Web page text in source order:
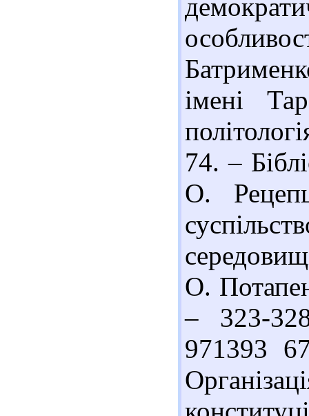
імені
74. –
О.
О.
– 323-
971393